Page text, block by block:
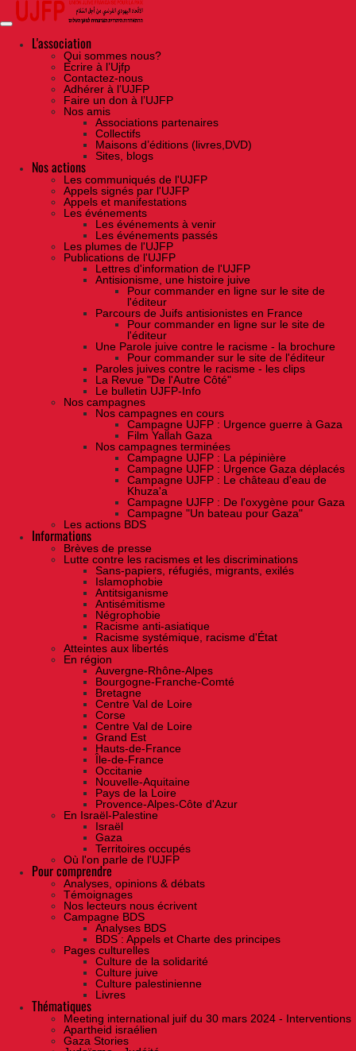
Skip
the
contentL'association
Qui sommes nous?
Ecrire à l’Ujfp
Contactez-nous
Adhérer à l’UJFP
Faire un don à l’UJFP
Nos amis
Associations partenaires
Collectifs
Maisons d’éditions (livres,DVD)
Sites, blogs
Nos actions
Les communiqués de l'UJFP
Appels signés par l'UJFP
Appels et manifestations
Les événements
Les événements à venir
Les événements passés
Les plumes de l'UJFP
Publications de l'UJFP
Lettres d'information de l'UJFP
Antisionisme, une histoire juive
Pour commander en ligne sur le site de
l'éditeur
Parcours de Juifs antisionistes en France
Pour commander en ligne sur le site de
l'éditeur
Une Parole juive contre le racisme - la brochure
Pour commander sur le site de l'éditeur
Paroles juives contre le racisme - les clips
La Revue "De l'Autre Côté"
Le bulletin UJFP-Info
Nos campagnes
Nos campagnes en cours
Campagne UJFP : Urgence guerre à Gaza
Film Yallah Gaza
Nos campagnes terminées
Campagne UJFP : La pépinière
Campagne UJFP : Urgence Gaza déplacés
Campagne UJFP : Le château d'eau de
Khuza'a
Campagne UJFP : De l'oxygène pour Gaza
Campagne "Un bateau pour Gaza"
Les actions BDS
Informations
Brèves de presse
Lutte contre les racismes et les discriminations
Sans-papiers, réfugiés, migrants, exilés
Islamophobie
Antitsiganisme
Antisémitisme
Négrophobie
Racisme anti-asiatique
Racisme systémique, racisme d'État
Atteintes aux libertés
En région
Auvergne-Rhône-Alpes
Bourgogne-Franche-Comté
Bretagne
Centre Val de Loire
Corse
Centre Val de Loire
Grand Est
Hauts-de-France
Île-de-France
Occitanie
Nouvelle-Aquitaine
Pays de la Loire
Provence-Alpes-Côte d'Azur
En Israël-Palestine
Israël
Gaza
Territoires occupés
Où l'on parle de l'UJFP
Pour comprendre
Analyses, opinions & débats
Témoignages
Nos lecteurs nous écrivent
Campagne BDS
Analyses BDS
BDS : Appels et Charte des principes
Pages culturelles
Culture de la solidarité
Culture juive
Culture palestinienne
Livres
Thématiques
Meeting international juif du 30 mars 2024 - Interventions
Apartheid israélien
Gaza Stories